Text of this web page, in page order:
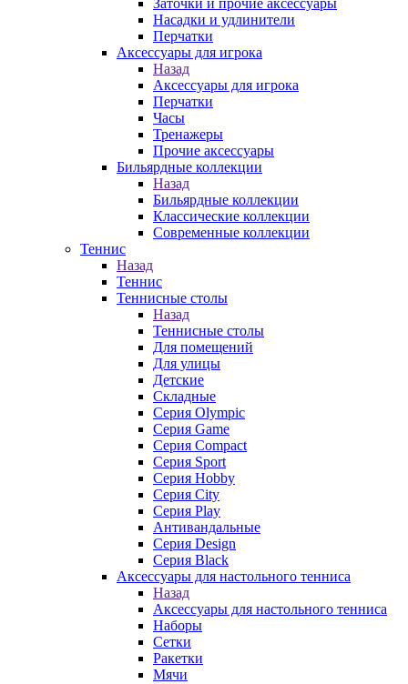
Заточки и прочие аксессуары
Насадки и удлинители
Перчатки
Аксессуары для игрока
Назад
Аксессуары для игрока
Перчатки
Часы
Тренажеры
Прочие аксессуары
Бильярдные коллекции
Назад
Бильярдные коллекции
Классические коллекции
Современные коллекции
Теннис
Назад
Теннис
Теннисные столы
Назад
Теннисные столы
Для помещений
Для улицы
Детские
Складные
Серия Olympic
Серия Game
Серия Compact
Серия Sport
Серия Hobby
Серия City
Серия Play
Антивандальные
Серия Design
Серия Black
Аксессуары для настольного тенниса
Назад
Аксессуары для настольного тенниса
Наборы
Сетки
Ракетки
Мячи